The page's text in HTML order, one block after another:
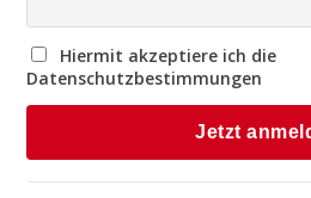
Hiermit akzeptiere ich die
Datenschutzbestimmungen